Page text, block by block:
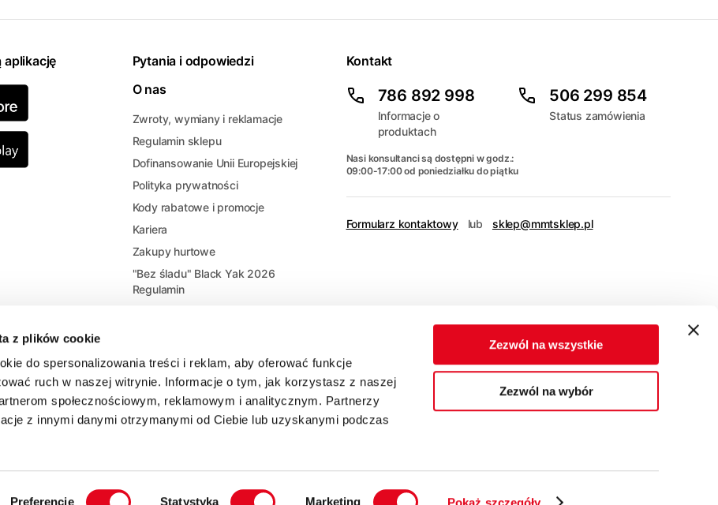
z plików cookie
do spersonalizowania treści i reklam, aby oferować funkcje
ruch w naszej witrynie. Informacje o tym, jak korzystasz z naszej
społecznościowym, reklamowym i analitycznym. Partnerzy
z innymi danymi otrzymanymi od Ciebie lub uzyskanymi podczas
Preferencje Statystyka Marketing Pokaż szczegóły
Zezwól na wszystkie
Zezwól na wybór
aplikację
Pytania i odpowiedzi
O nas
Zwroty, wymiany i reklamacje
Regulamin sklepu
Dofinansowanie Unii Europejskiej
Polityka prywatności
Kody rabatowe i promocje
Kariera
Zakupy hurtowe
"Bez śladu" Black Yak 2026
Regulamin
Kontakt
786 892 998
Informacje o
produktach
506 299 854
Status zamówienia
Nasi konsultanci są dostępni w godz.:
09:00-17:00 od poniedziałku do piątku
Formularz kontaktowy lub sklep@mmtsklep.pl